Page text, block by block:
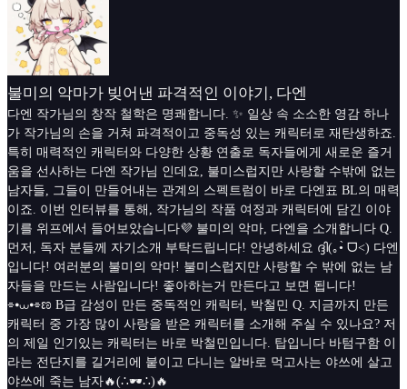
불미의 악마가 빚어낸 파격적인 이야기, 다엔
다엔 작가님의 창작 철학은 명쾌합니다. ✨ 일상 속 소소한 영감 하나
가 작가님의 손을 거쳐 파격적이고 중독성 있는 캐릭터로 재탄생하죠.
특히 매력적인 캐릭터와 다양한 상황 연출로 독자들에게 새로운 즐거
움을 선사하는 다엔 작가님 인데요, 불미스럽지만 사랑할 수밖에 없는
남자들, 그들이 만들어내는 관계의 스펙트럼이 바로 다엔표 BL의 매력
이죠. 이번 인터뷰를 통해, 작가님의 작품 여정과 캐릭터에 담긴 이야
기를 위프에서 들어보았습니다💜 불미의 악마, 다엔을 소개합니다 Q.
먼저, 독자 분들께 자기소개 부탁드립니다! 안녕하세요 ദ്ദി(｡•̀ ᗜ<) 다엔
입니다! 여러분의 불미의 악마! 불미스럽지만 사랑할 수 밖에 없는 남
자들을 만드는 사람입니다! 좋아하는거 만든다고 보면 됩니다!
⌯⦁⩊⦁⌯ಣ B급 감성이 만든 중독적인 캐릭터, 박철민 Q. 지금까지 만든
캐릭터 중 가장 많이 사랑을 받은 캐릭터를 소개해 주실 수 있나요? 저
의 제일 인기있는 캐릭터는 바로 박철민입니다. 탑입니다 바텀구함 이
라는 전단지를 길거리에 붙이고 다니는 알바로 먹고사는 야쓰에 살고
야쓰에 죽는 남자🔥(∴🕶∴)🔥